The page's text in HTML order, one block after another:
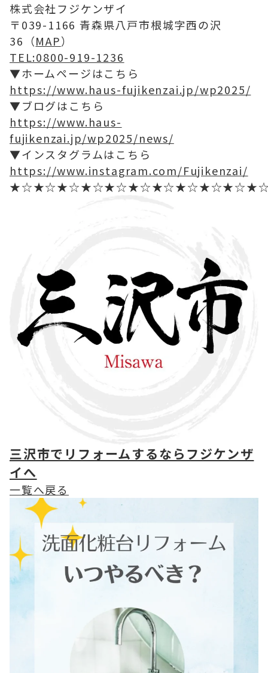
株式会社フジケンザイ
〒039-1166 青森県八戸市根城字西の沢
36（MAP）
TEL:0800-919-1236
▼ホームページはこちら
https://www.haus-fujikenzai.jp/wp2025/
▼ブログはこちら
https://www.haus-
fujikenzai.jp/wp2025/news/
▼インスタグラムはこちら
https://www.instagram.com/Fujikenzai/
三沢市でリフォームするならフジケンザ
イへ
一覧へ戻る